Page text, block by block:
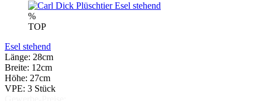
%
TOP
Esel stehend
Länge: 28cm
Breite: 12cm
Höhe: 27cm
VPE: 3 Stück